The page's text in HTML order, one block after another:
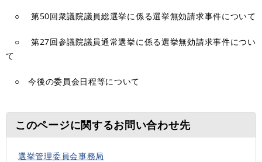
○ 第50回衆議院議員総選挙に係る選挙無効請求事件について
○ 第27回参議院議員通常選挙に係る選挙無効請求事件につい
て
○ 今後の委員会日程等について
このページに関するお問い合わせ先
選挙管理委員会事務局